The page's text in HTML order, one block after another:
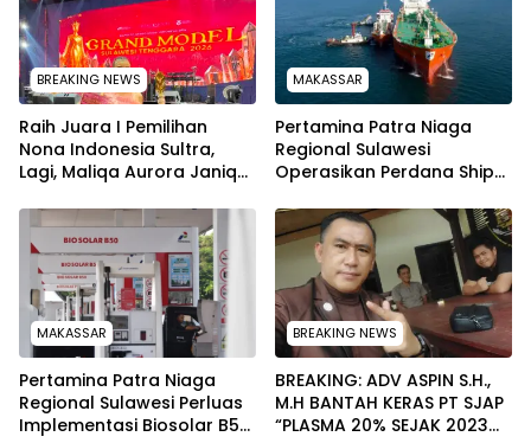
BREAKING NEWS
‎Raih Juara I Pemilihan
Nona Indonesia Sultra,
Lagi, Maliqa Aurora Janiqa
Tingkat Nasional pada
Pemilihan NONA Indonesia
MAKASSAR
Pertamina Patra Niaga
Regional Sulawesi
Operasikan Perdana Ship
Perkuat Distribusi B50 di
Kawasan Timur Sulawesi
MAKASSAR
Pertamina Patra Niaga
Regional Sulawesi Perluas
Implementasi Biosolar B50,
BREAKING NEWS
BREAKING: ADV ASPIN S.H.,
M.H BANTAH KERAS PT SJAP
“PLASMA 20% SEJAK 2023